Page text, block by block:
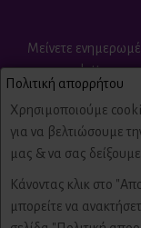
Μείνετε
στο newsletter
Πολιτική
Πολιτική απορρήτου
Χρησιμοποιούμε
για να βελτιώσουμε
μας & να σας
Κάνοντας κλικ στο
μπορείτε να